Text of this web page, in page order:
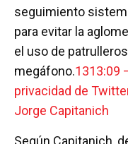
seguimiento
para evitar la
el uso de
megáfono.1313:09
privacidad de
Jorge Capitanich
Según Capitanich,